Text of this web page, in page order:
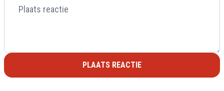
PLAATS REACTIE